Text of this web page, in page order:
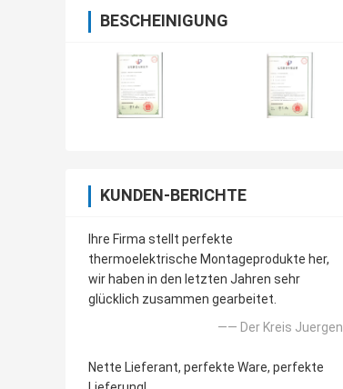
BESCHEINIGUNG
KUNDEN-BERICHTE
Ihre Firma stellt perfekte
thermoelektrische Montageprodukte her,
wir haben in den letzten Jahren sehr
glücklich zusammen gearbeitet.
—— Der Kreis Juergen
Nette Lieferant, perfekte Ware, perfekte